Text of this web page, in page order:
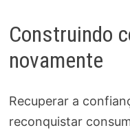
Construindo
novamente
Recuperar a
reconquistar